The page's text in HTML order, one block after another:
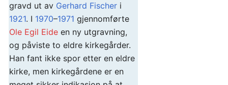
gravd ut av Gerhard Fischer i
1921. I 1970–1971 gjennomførte
Ole Egil Eide en ny utgravning,
og påviste to eldre kirkegårder.
Han fant ikke spor etter en eldre
kirke, men kirkegårdene er en